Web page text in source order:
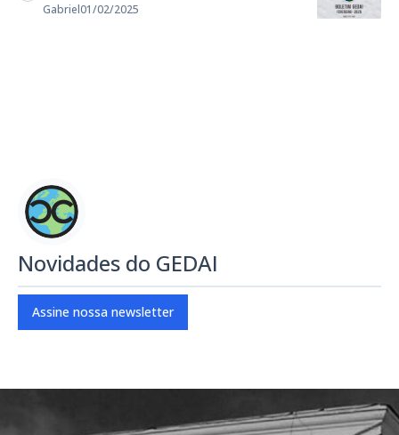
Gabriel01/02/2025
Novidades do GEDAI
Assine nossa newsletter